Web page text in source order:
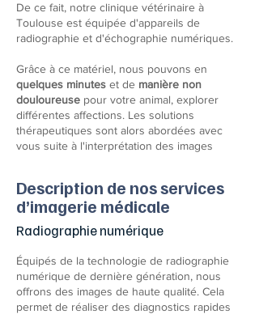
De ce fait, notre clinique vétérinaire à
Toulouse est équipée d'appareils de
radiographie et d'échographie numériques.
Grâce à ce matériel, nous pouvons en
quelques minutes et de manière non
douloureuse pour votre animal, explorer
différentes affections. Les solutions
thérapeutiques sont alors abordées avec
vous suite à l'interprétation des images
Description de nos services
d’imagerie médicale
Radiographie numérique
Équipés de la technologie de radiographie
numérique de dernière génération, nous
offrons des images de haute qualité. Cela
permet de réaliser des diagnostics rapides